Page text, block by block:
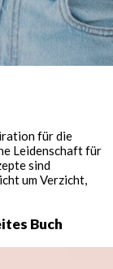
für die
Leidenschaft für
sind
um Verzicht,
Buch